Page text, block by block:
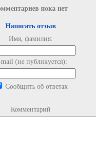
пока нет
Написать отзыв
Имя, фамилия:
(не публикуется):
Сообщить об ответах
Комментарий